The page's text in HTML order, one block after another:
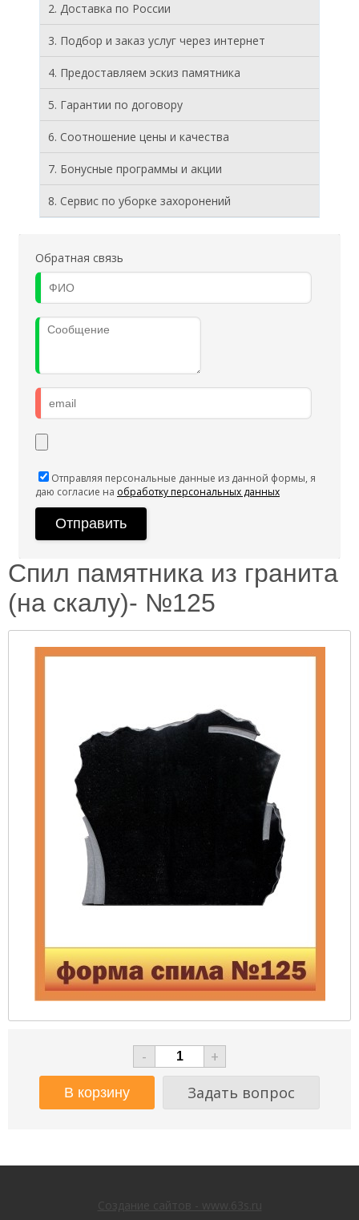
2. Доставка по России
3. Подбор и заказ услуг через интернет
4. Предоставляем эскиз памятника
5. Гарантии по договору
6. Соотношение цены и качества
7. Бонусные программы и акции
8. Cервис по уборке захоронений
Обратная связь
Отправляя персональные данные из данной формы, я
даю согласие на обработку персональных данных
Спил памятника из гранита
(на скалу)- №125
-
+
Задать вопрос
Создание сайтов - www.63s.ru